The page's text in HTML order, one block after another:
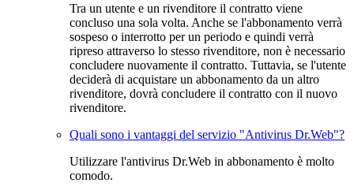
Tra un utente e un rivenditore il contratto viene
concluso una sola volta. Anche se l'abbonamento verrà
sospeso o interrotto per un periodo e quindi verrà
ripreso attraverso lo stesso rivenditore, non è necessario
concludere nuovamente il contratto. Tuttavia, se l'utente
deciderà di acquistare un abbonamento da un altro
rivenditore, dovrà concludere il contratto con il nuovo
rivenditore.
Quali sono i vantaggi del servizio "Antivirus Dr.Web"?
Utilizzare l'antivirus Dr.Web in abbonamento è molto
comodo.